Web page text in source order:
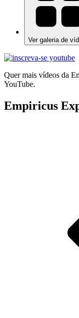
Ver galeria de
Quer mais vídeos da
YouTube.
Empiricus